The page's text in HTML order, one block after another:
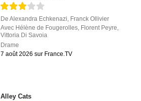
DeAlexandra Echkenazi Franck Ollivier
Avec Hélène de Fougerolles Florent Peyre
Vittoria Di Savoia
Drame
7 août 2026 sur France.TV
Alley Cats